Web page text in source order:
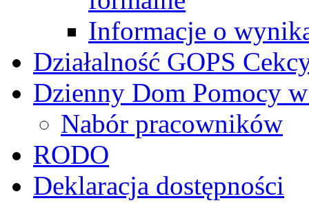
Informacje o
Działalność GOPS
Dzienny Dom Pomocy
Nabór pracowników
RODO
Deklaracja dostępności